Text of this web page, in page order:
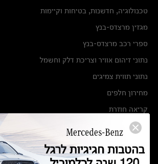
טכנולוגיה, חדשנות, בטיחות וקיימות
מגזין מרצדס-בנץ
ספרי רכב מרצדס-בנץ
נתוני זיהום אוויר וצריכת דלק וחשמל
נתוני תווית צמיגים
מחירון חלפים
קריאה חוזרת
הודעה על הטבות לרכבי מרצדס בהסדר פשרה בתצ 56447-02-19
תקנון ימי מכירות 120 לכלמוביל